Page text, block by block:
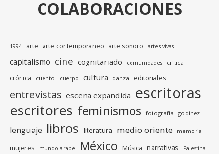
COLABORACIONES
1994 arte arte contemporáneo arte sonoro artes vivas
capitalismo cine cognitariado comunidades crítica
crónica cuento cuerpo cultura danza editoriales
entrevistas escena expandida escritoras
escritores feminismos fotografia godinez
lenguaje libros literatura medio oriente memoria
mujeres mundo arabe México Música narrativas Palestina